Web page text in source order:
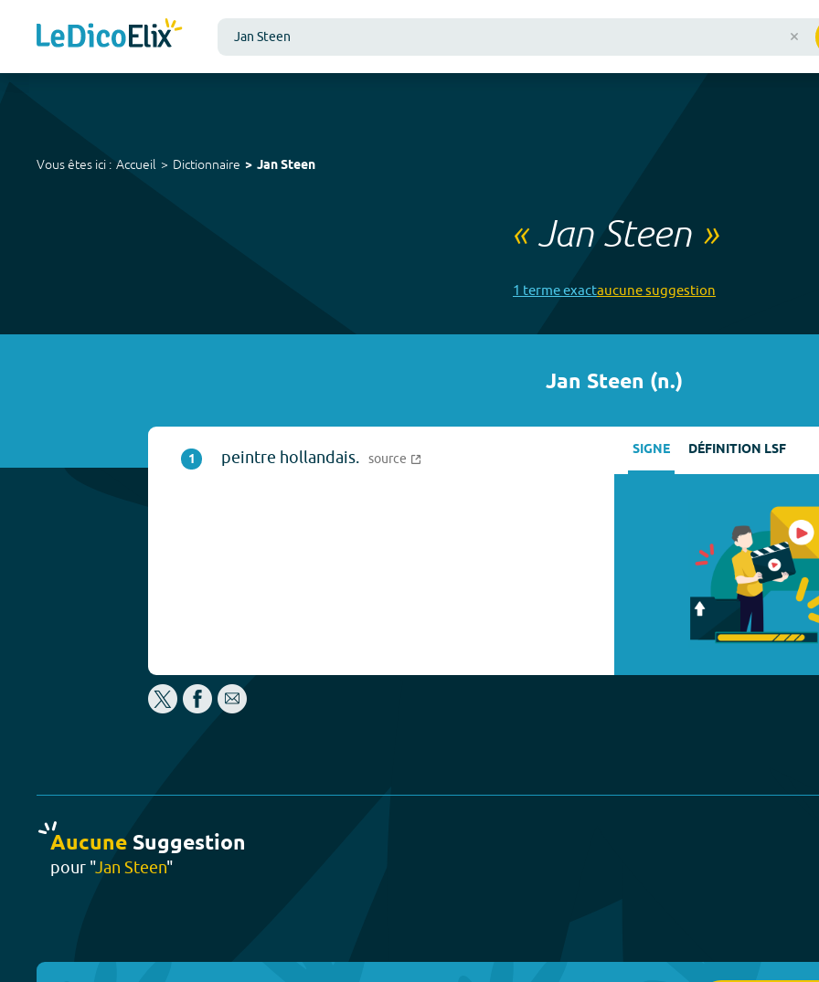
Vous êtes ici : Accueil Dictionnaire Jan Steen
« Jan Steen»
1 termeexactaucunesuggestion
Jan Steen (n.)
1 peintre hollandais. source SIGNE DÉFINITION LSF
Aucune Suggestion
pour "Jan Steen"